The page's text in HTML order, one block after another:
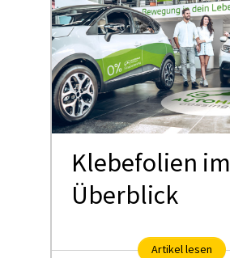
Klebefolien im
Überblick
Artikel lesen